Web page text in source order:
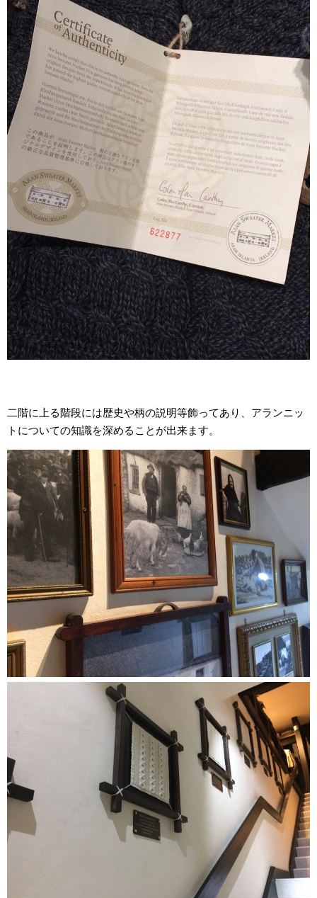
二階に上る階段には歴史や柄の説明等飾ってあり、アランニッ
トについての知識を深めることが出来ます。